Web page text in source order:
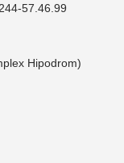
57.46.99
Hipodrom)